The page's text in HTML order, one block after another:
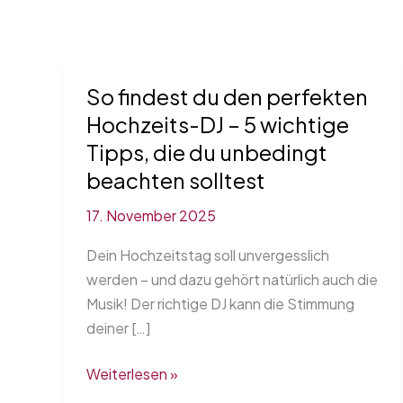
So findest du den perfekten
Hochzeits-DJ – 5 wichtige
Tipps, die du unbedingt
beachten solltest
17. November 2025
Dein Hochzeitstag soll unvergesslich
werden – und dazu gehört natürlich auch die
Musik! Der richtige DJ kann die Stimmung
deiner […]
So
Weiterlesen »